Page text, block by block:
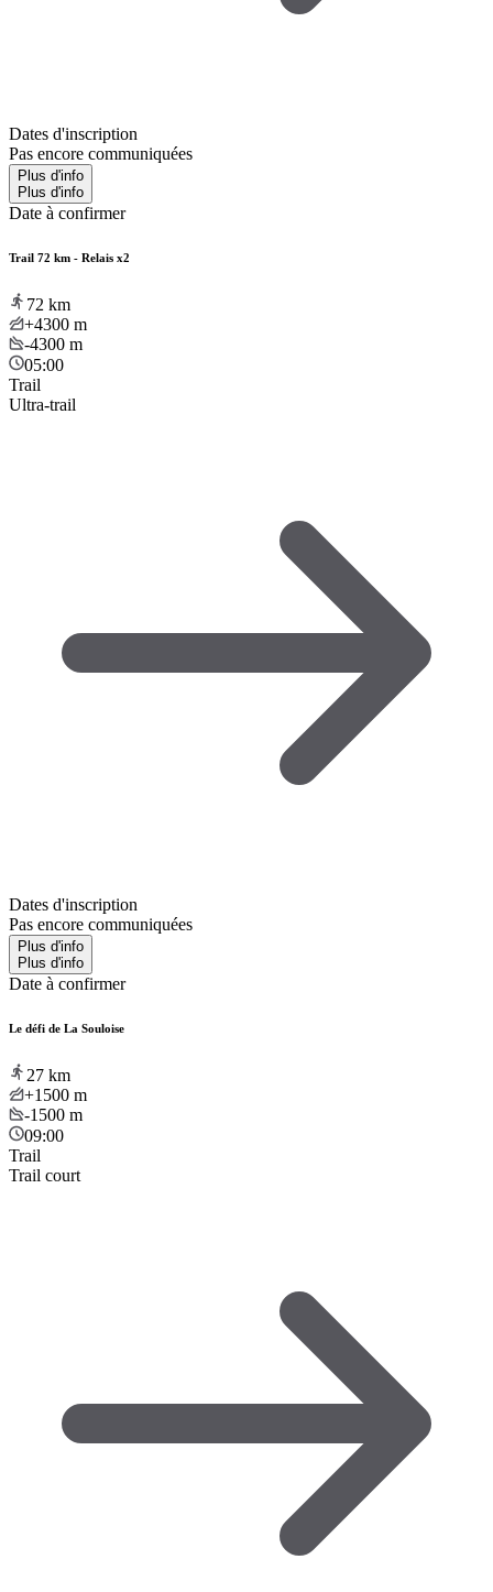
Dates d'inscription
Pas encore communiquées
Plus d'info
Plus d'info
Date à confirmer
Trail 72 km - Relais x2
72 km
+4300 m
-4300 m
05:00
Trail
Ultra-trail
Dates d'inscription
Pas encore communiquées
Plus d'info
Plus d'info
Date à confirmer
Le défi de La Souloise
27 km
+1500 m
-1500 m
09:00
Trail
Trail court